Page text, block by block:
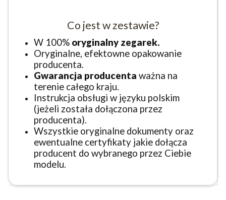
Co jest w zestawie?
W 100% oryginalny zegarek.
Oryginalne, efektowne opakowanie
producenta.
Gwarancja producenta ważna na
terenie całego kraju.
Instrukcja obsługi w języku polskim
(jeżeli została dołączona przez
producenta).
Wszystkie oryginalne dokumenty oraz
ewentualne certyfikaty jakie dołącza
producent do wybranego przez Ciebie
modelu.